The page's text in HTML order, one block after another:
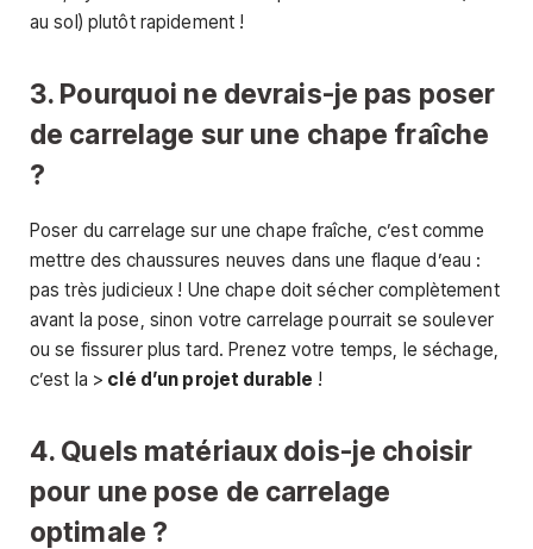
au sol) plutôt rapidement !
3. Pourquoi ne devrais-je pas poser
de carrelage sur une chape fraîche
?
Poser du carrelage sur une chape fraîche, c’est comme
mettre des chaussures neuves dans une flaque d’eau :
pas très judicieux ! Une chape doit sécher complètement
avant la pose, sinon votre carrelage pourrait se soulever
ou se fissurer plus tard. Prenez votre temps, le séchage,
c’est la > clé d’un projet durable !
4. Quels matériaux dois-je choisir
pour une pose de carrelage
optimale ?